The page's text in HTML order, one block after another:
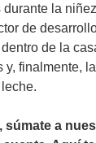
la
de
de la
finalmente,
, súmate a